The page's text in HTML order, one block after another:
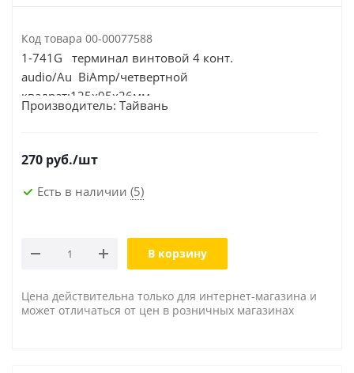
Код товара 00-00077588
1-741G терминал винтовой 4 конт.
audio/Au BiAmp/четвертной
квадрат:125х95х26мм
Производитель: Тайвань
270 руб./шт
Есть в наличии (5)
В корзину
Цена действительна только для интернет-магазина и
может отличаться от цен в розничных магазинах